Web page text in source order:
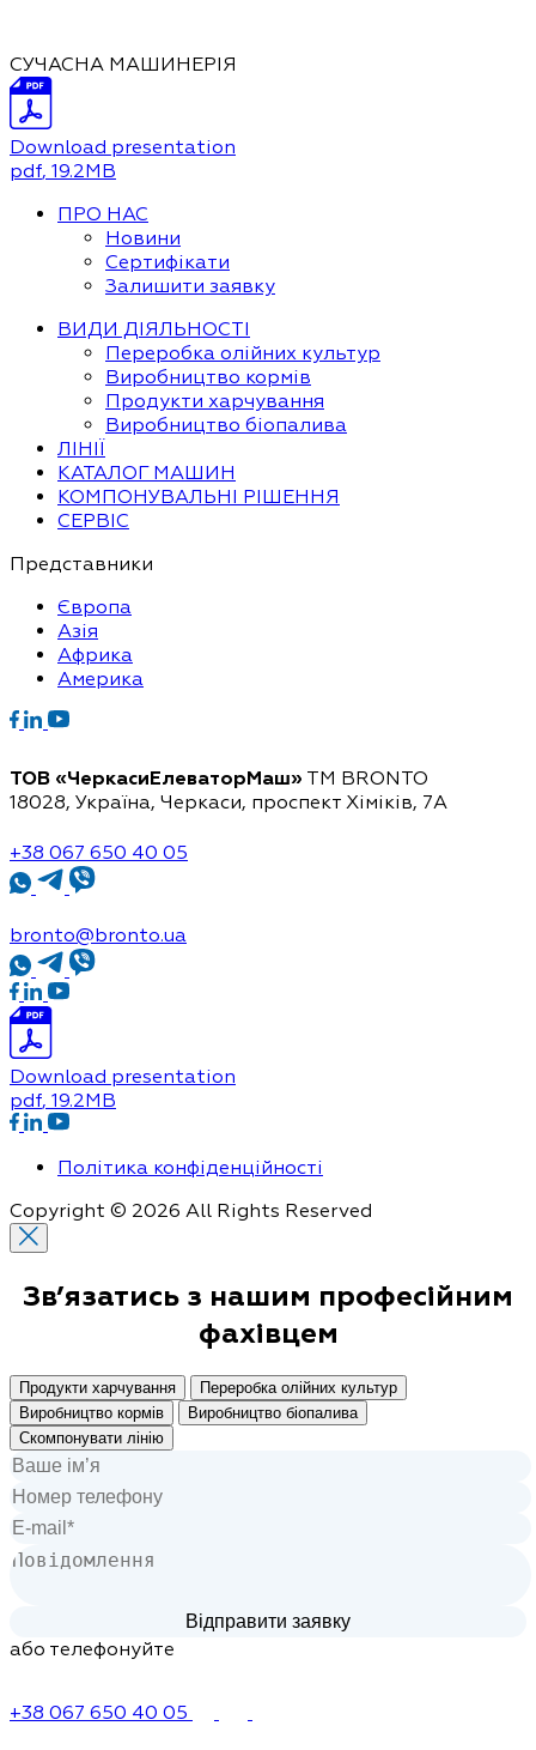
СУЧАСНА МАШИНЕРІЯ
Download presentation
pdf, 19.2MB
ПРО НАС
Новини
Сертифікати
Залишити заявку
ВИДИ ДІЯЛЬНОСТІ
Переробка олійних культур
Виробництво кормів
Продукти харчування
Виробництво біопалива
ЛІНІЇ
КАТАЛОГ МАШИН
КОМПОНУВАЛЬНІ РІШЕННЯ
СЕРВІС
Представники
Європа
Азія
Африка
Америка
ТОВ «ЧеркасиЕлеваторМаш» ТМ BRONTO
18028, Україна, Черкаси, проспект Хіміків, 7А
+38 067 650 40 05
bronto@bronto.ua
Download presentation
pdf, 19.2MB
Політика конфіденційності
Copyright © 2026 All Rights Reserved
Зв’язатись з нашим професійним
фахівцем
Продукти харчування
Переробка олійних культур
Виробництво кормів
Виробництво біопалива
Скомпонувати лінію
або телефонуйте
+38 067 650 40 05